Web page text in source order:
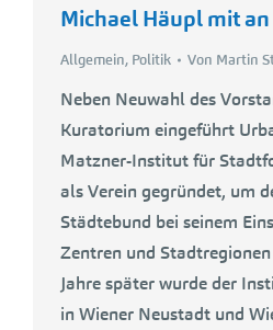
Michael Häupl mit
Allgemein, Politik Von Martin
Neben Neuwahl des
Kuratorium eingeführt
Matzner-Institut für
als Verein gegründet, um
Städtebund bei seinem
Zentren und
Jahre später wurde der
in Wiener Neustadt und